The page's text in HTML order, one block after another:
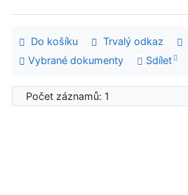
Do košíku Trvalý odkaz
Vybrané dokumenty
Sdílet
Počet záznamů: 1